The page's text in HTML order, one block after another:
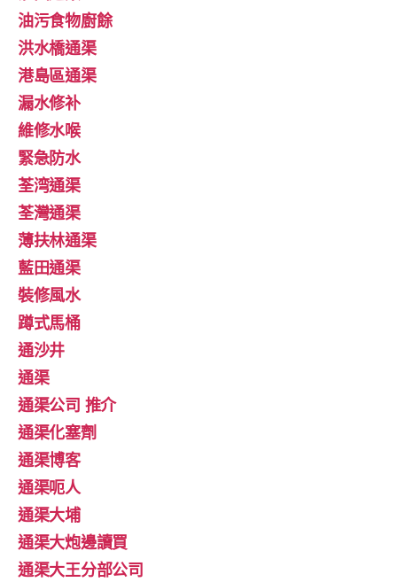
油污食物廚餘
洪水橋通渠
港島區通渠
漏水修补
維修水喉
緊急防水
荃湾通渠
荃灣通渠
薄扶林通渠
藍田通渠
裝修風水
蹲式馬桶
通沙井
通渠
通渠公司 推介
通渠化塞劑
通渠博客
通渠呃人
通渠大埔
通渠大炮邊讀買
通渠大王分部公司